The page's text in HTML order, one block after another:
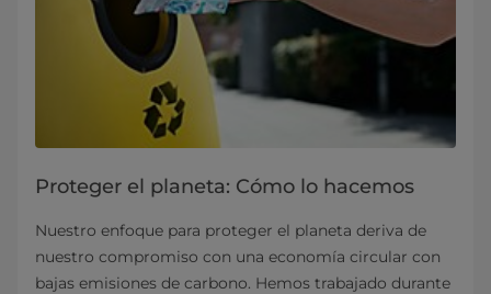
Proteger el planeta: Cómo lo hacemos
Nuestro enfoque para proteger el planeta deriva de
nuestro compromiso con una economía circular con
bajas emisiones de carbono. Hemos trabajado durante